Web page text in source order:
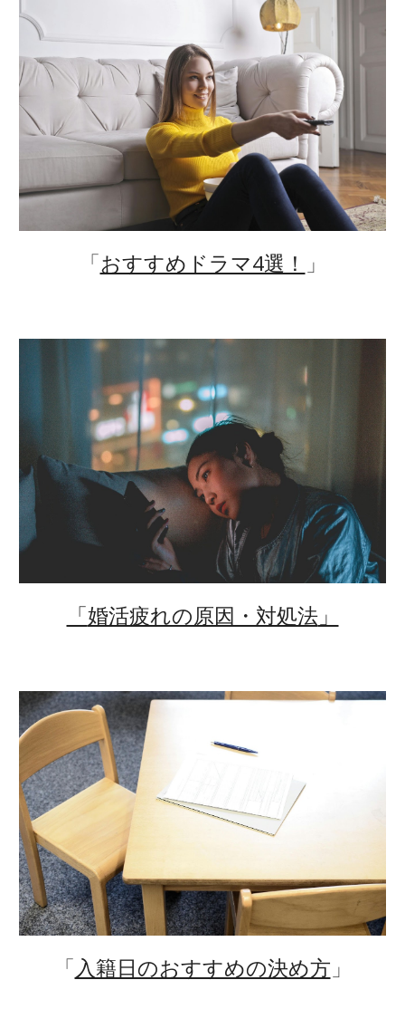
「おすすめドラマ4選！ 」
「婚活疲れの原因・対処法」
「入籍日のおすすめの決め方 」